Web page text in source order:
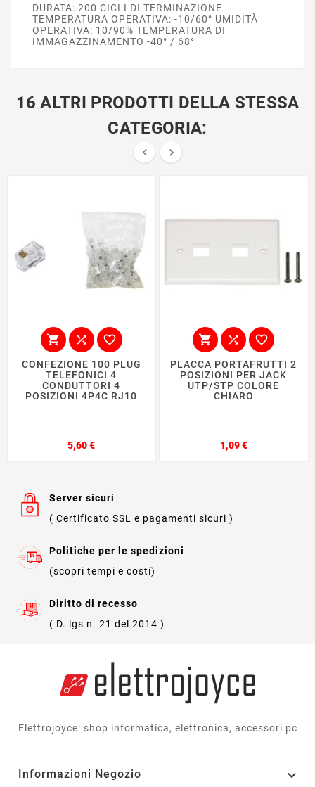
DURATA: 200 CICLI DI TERMINAZIONE
TEMPERATURA OPERATIVA: -10/60° UMIDITÀ
OPERATIVA: 10/90% TEMPERATURA DI
IMMAGAZZINAMENTO -40° / 68°
16 ALTRI PRODOTTI DELLA STESSA
CATEGORIA:
 
  
CONFEZIONE 100 PLUG
TELEFONICI 4
CONDUTTORI 4
POSIZIONI 4P4C RJ10
5,60 €Prezzo
  
PLACCA PORTAFRUTTI 2
POSIZIONI PER JACK
UTP/STP COLORE
CHIARO
1,09 €Prezzo
Server sicuri
( Certificato SSL e pagamenti sicuri )
Politiche per le spedizioni
(scopri tempi e costi)
Diritto di recesso
( D. lgs n. 21 del 2014 )
Elettrojoyce: shop informatica, elettronica, accessori pc
Informazioni Negozio 